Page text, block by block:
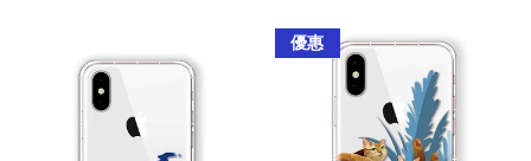
優惠